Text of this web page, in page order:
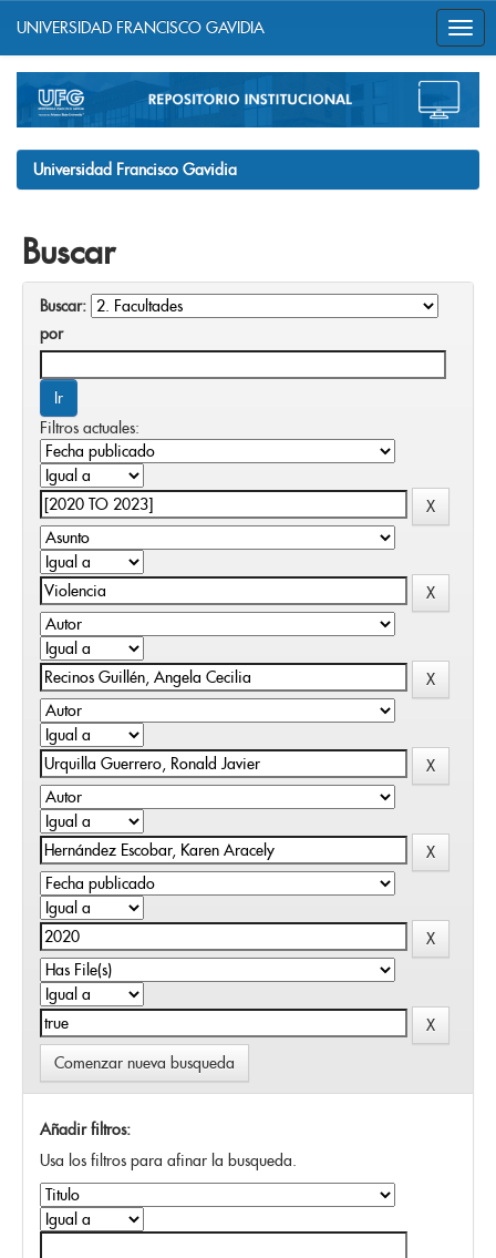
navigation
UNIVERSIDAD FRANCISCO GAVIDIA
Universidad Francisco Gavidia
Buscar
Buscar:
por
Filtros actuales:
Comenzar nueva busqueda
Añadir filtros:
Usa los filtros para afinar la busqueda.